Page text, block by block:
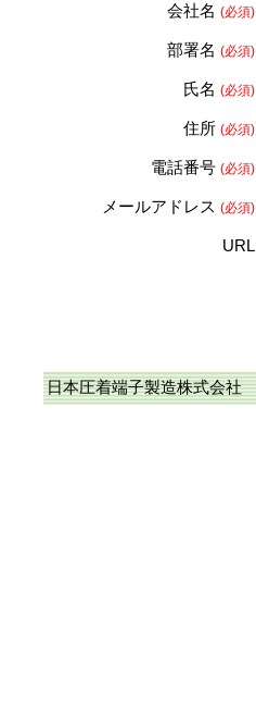
会社名 (必須)
部署名 (必須)
氏名 (必須)
住所 (必須)
電話番号 (必須)
メールアドレス (必須)
URL
日本圧着端子製造株式会社